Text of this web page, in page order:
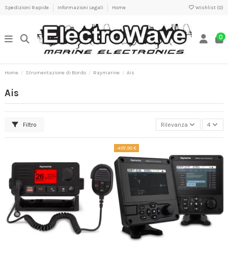
Spedizioni Rapide Informazioni Legali Home Wishlist (0)
0
Home Strumentazione di Bordo Raymarine Ais
Ais
Filtro Rilevanza 4
-497,90 €